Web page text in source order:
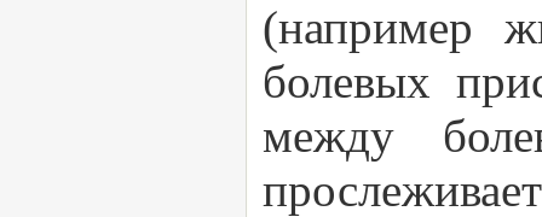
(например
болевых
между